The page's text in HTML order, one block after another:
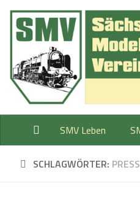
Zum Inhalt springen
SMV Leben
SCHLAGWÖRTER: PRESS